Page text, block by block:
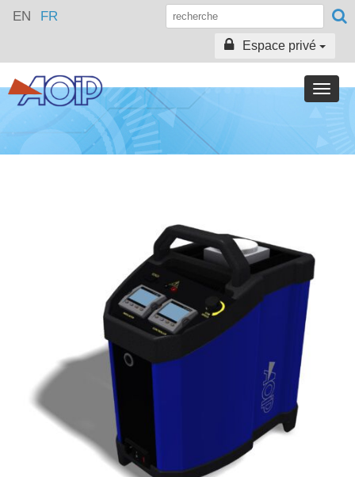
EN FR
Espace privé
Toggle